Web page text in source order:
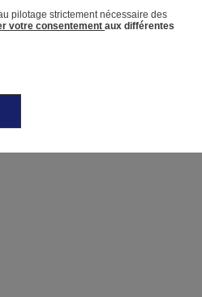
pilotage strictement nécessaire des
votre consentement aux différentes